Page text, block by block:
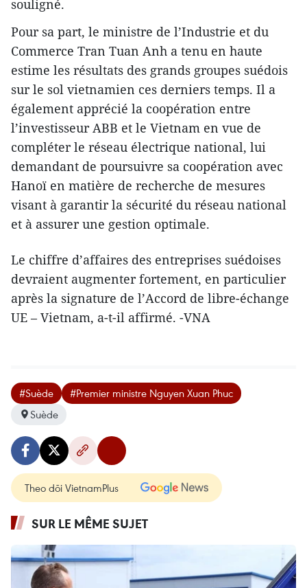
souligné.
Pour sa part, le ministre de l’Industrie et du
Commerce Tran Tuan Anh a tenu en haute
estime les résultats des grands groupes suédois
sur le sol vietnamien ces derniers temps. Il a
également apprécié la coopération entre
l’investisseur ABB et le Vietnam en vue de
compléter le réseau électrique national, lui
demandant de poursuivre sa coopération avec
Hanoï en matière de recherche de mesures
visant à garantir la sécurité du réseau national
et à assurer une gestion optimale.
Le chiffre d’affaires des entreprises suédoises
devraient augmenter fortement, en particulier
après la signature de l’Accord de libre-échange
UE – Vietnam, a-t-il affirmé. -VNA
#Suède
#Premier ministre Nguyen Xuan Phuc
Suède
Theo dõi VietnamPlus
SUR LE MÊME SUJET